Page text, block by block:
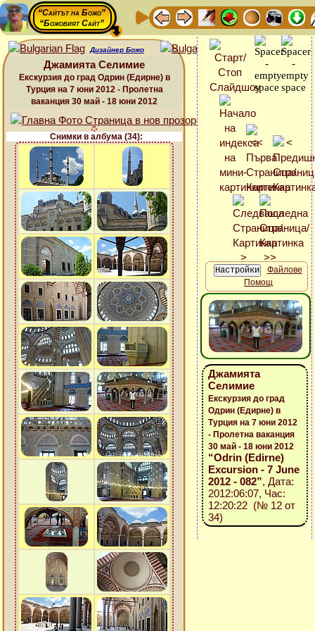
“Сайтът на Божо”
“Божовият Сайт”
Дизайнер Божо
Джамията Селимие
Екскурзия до град Одрин (Едирне) в
Турция на 7 юни 2012 - Пролетна
ваканция 30 май - 18 юни 2012
Снимки в албума (34):
Файлове
Помощ
Джамията
Селимие
Екскурзия до град
Одрин (Едирне) в
Турция на 7 юни 2012
- Пролетна ваканция
30 май - 18 юни 2012
“Odrin (Edirne)
Excursion - 7 June
2012 - 082”, Дата:
2012:06:07, Час:
12:20:22 (№ 12 от
34)